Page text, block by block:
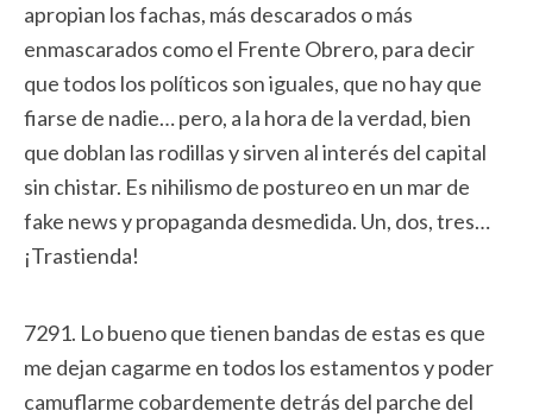
apropian los fachas, más descarados o más
enmascarados como el Frente Obrero, para decir
que todos los políticos son iguales, que no hay que
fiarse de nadie… pero, a la hora de la verdad, bien
que doblan las rodillas y sirven al interés del capital
sin chistar. Es nihilismo de postureo en un mar de
fake news y propaganda desmedida. Un, dos, tres…
¡Trastienda!
7291. Lo bueno que tienen bandas de estas es que
me dejan cagarme en todos los estamentos y poder
camuflarme cobardemente detrás del parche del